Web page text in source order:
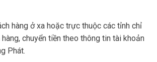
hàng ở xa hoặc trực thuộc các tỉnh chỉ
chuyển tiền theo thông tin tài khoản
Phát.